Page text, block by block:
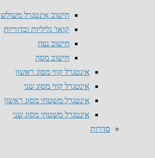
חישוב אינטגרל משולש
קואו' גליליות וכדוריות
חישוב נפח
חישוב מסה
אינטגרל קווי מסוג ראשון
אינטגרל קווי מסוג שני
אינטגרל משטחי מסוג ראשון
אינטגרל משטחי מסוג שני
סדרות